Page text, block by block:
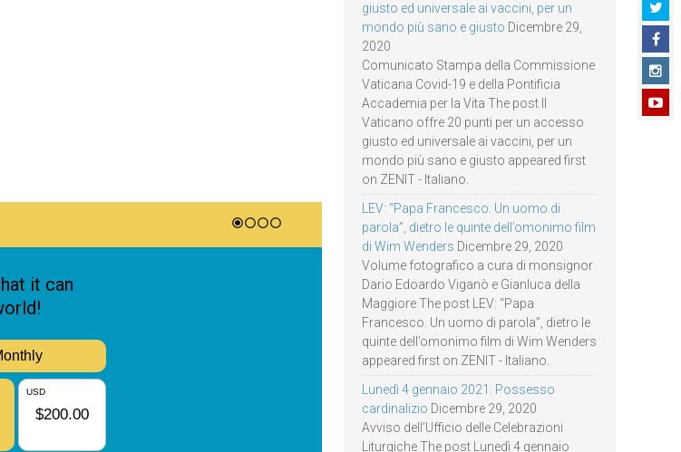
giusto ed universale ai vaccini, per un
mondo più sano e giusto Dicembre 29,
2020
Comunicato Stampa della Commissione
Vaticana Covid-19 e della Pontificia
Accademia per la Vita The post Il
Vaticano offre 20 punti per un accesso
giusto ed universale ai vaccini, per un
mondo più sano e giusto appeared first
on ZENIT - Italiano.
LEV: “Papa Francesco. Un uomo di
parola”, dietro le quinte dell’omonimo film
di Wim Wenders Dicembre 29, 2020
Volume fotografico a cura di monsignor
Dario Edoardo Viganò e Gianluca della
Maggiore The post LEV: “Papa
Francesco. Un uomo di parola”, dietro le
quinte dell’omonimo film di Wim Wenders
appeared first on ZENIT - Italiano.
Lunedì 4 gennaio 2021: Possesso
cardinalizio Dicembre 29, 2020
Avviso dell’Ufficio delle Celebrazioni
Liturgiche The post Lunedì 4 gennaio